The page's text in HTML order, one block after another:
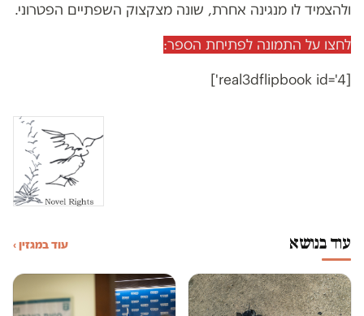
ולהצמיד לו מנגינה אחרת, שונה מצקצוק השפתיים הפטרוני.
לחצו על התמונה לפתיחת הספר:
[real3dflipbook id='4']
עוד בנושא עוד במגזין ›